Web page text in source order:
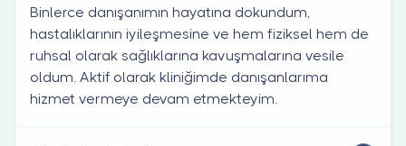
Binlerce danışanımın hayatına dokundum,
hastalıklarının iyileşmesine ve hem fiziksel hem de
ruhsal olarak sağlıklarına kavuşmalarına vesile
oldum. Aktif olarak kliniğimde danışanlarıma
hizmet vermeye devam etmekteyim.